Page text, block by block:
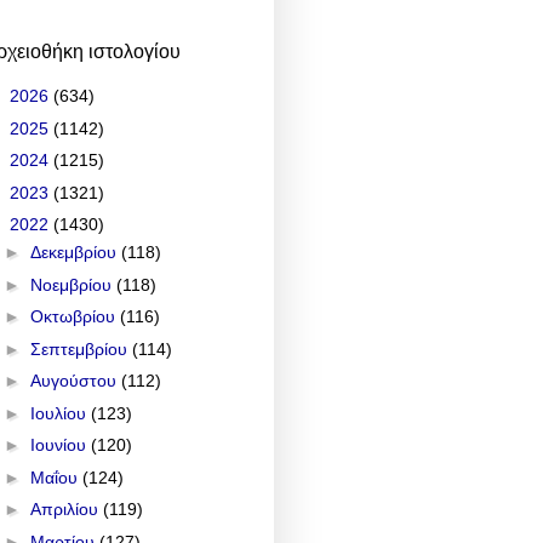
ιστολογίου
2026 (634)
2025 (1142)
2024 (1215)
2023 (1321)
2022 (1430)
► Δεκεμβρίου (118)
► Νοεμβρίου (118)
► Οκτωβρίου (116)
► Σεπτεμβρίου (114)
► Αυγούστου (112)
► Ιουλίου (123)
► Ιουνίου (120)
► Μαΐου (124)
► Απριλίου (119)